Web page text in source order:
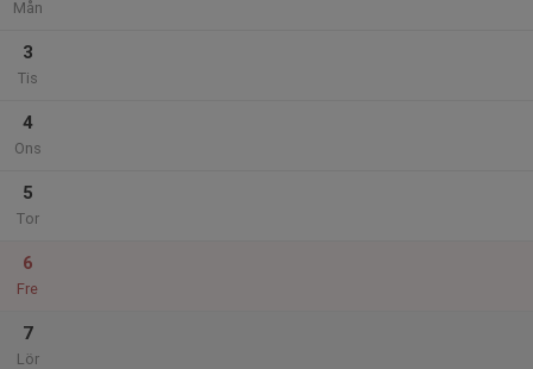
Mån
3
Tis
4
Ons
5
Tor
6
Fre
7
Lör